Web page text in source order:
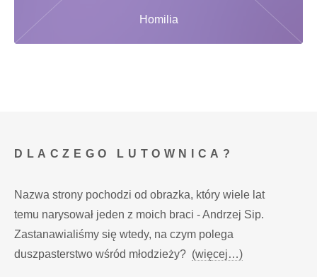
Homilia
DLACZEGO LUTOWNICA?
Nazwa strony pochodzi od obrazka, który wiele lat
temu narysował jeden z moich braci - Andrzej Sip.
Zastanawialiśmy się wtedy, na czym polega
duszpasterstwo wśród młodzieży? (więcej…)